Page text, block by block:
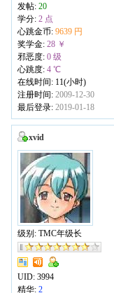
发帖: 20
学分: 2 点
心跳金币: 9639 円
奖学金: 28 ￥
邪恶度: 0 级
心跳度: 4 ℃
在线时间: 11(小时)
注册时间: 2009-12-30
最后登录: 2019-01-18
xvid
级别: TMC年级长
UID: 3994
精华: 2